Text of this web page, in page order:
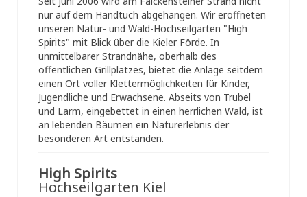
nur auf dem Handtuch abgehangen. Wir eröffneten
unseren Natur- und Wald-Hochseilgarten "High
Spirits" mit Blick über die Kieler Förde. In
unmittelbarer Strandnähe, oberhalb des
öffentlichen Grillplatzes, bietet die Anlage seitdem
einen Ort voller Klettermöglichkeiten für Kinder,
Jugendliche und Erwachsene. Abseits von Trubel
und Lärm, eingebettet in einen herrlichen Wald, ist
an lebenden Bäumen ein Naturerlebnis der
besonderen Art entstanden.
High Spirits
Hochseilgarten Kiel